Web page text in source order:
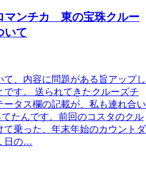
ンチカ 東の宝珠クルー
いて
、内容に問題がある旨アップし
です。 送られてきたクルーズチ
タス欄の記載が、私も連れ合い
たんです。前回のコスタのクル
乗った、年末年始のカウントダ
日の…